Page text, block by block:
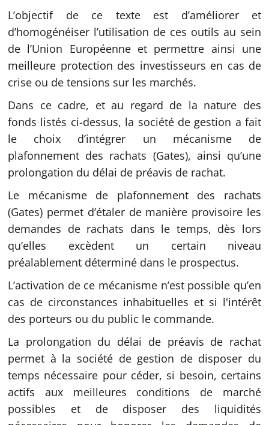
L’objectif de ce texte est d’améliorer et
d’homogénéiser l’utilisation de ces outils au sein
de l’Union Européenne et permettre ainsi une
meilleure protection des investisseurs en cas de
crise ou de tensions sur les marchés.
Dans ce cadre, et au regard de la nature des
fonds listés ci-dessus, la société de gestion a fait
le choix d’intégrer un mécanisme de
plafonnement des rachats (Gates), ainsi qu’une
prolongation du délai de préavis de rachat.
Le mécanisme de plafonnement des rachats
(Gates) permet d’étaler de manière provisoire les
demandes de rachats dans le temps, dès lors
qu’elles excèdent un certain niveau
préalablement déterminé dans le prospectus.
L’activation de ce mécanisme n’est possible qu’en
cas de circonstances inhabituelles et si l'intérêt
des porteurs ou du public le commande.
La prolongation du délai de préavis de rachat
permet à la société de gestion de disposer du
temps nécessaire pour céder, si besoin, certains
actifs aux meilleures conditions de marché
possibles et de disposer des liquidités